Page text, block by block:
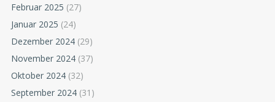
Februar 2025 (27)
Januar 2025 (24)
Dezember 2024 (29)
November 2024 (37)
Oktober 2024 (32)
September 2024 (31)